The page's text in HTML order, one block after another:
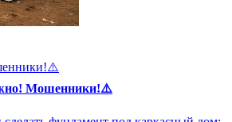
Мошенники!⚠️